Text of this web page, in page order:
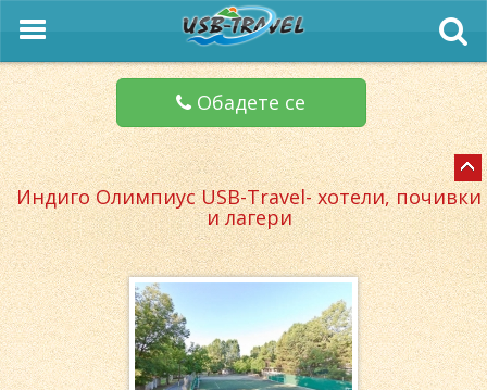
Обадете се
Индиго Олимпиус USB-Travel- хотели, почивки
и лагери